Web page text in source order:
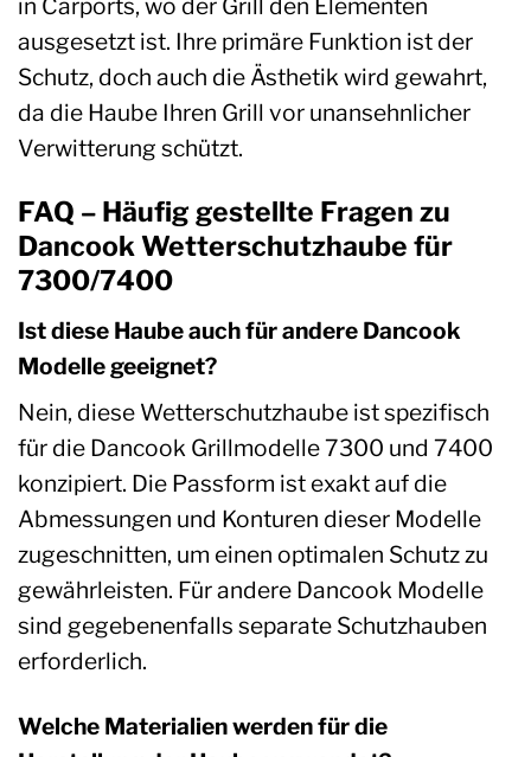
in Carports, wo der Grill den Elementen
ausgesetzt ist. Ihre primäre Funktion ist der
Schutz, doch auch die Ästhetik wird gewahrt,
da die Haube Ihren Grill vor unansehnlicher
Verwitterung schützt.
FAQ – Häufig gestellte Fragen zu
Dancook Wetterschutzhaube für
7300/7400
Ist diese Haube auch für andere Dancook
Modelle geeignet?
Nein, diese Wetterschutzhaube ist spezifisch
für die Dancook Grillmodelle 7300 und 7400
konzipiert. Die Passform ist exakt auf die
Abmessungen und Konturen dieser Modelle
zugeschnitten, um einen optimalen Schutz zu
gewährleisten. Für andere Dancook Modelle
sind gegebenenfalls separate Schutzhauben
erforderlich.
Welche Materialien werden für die